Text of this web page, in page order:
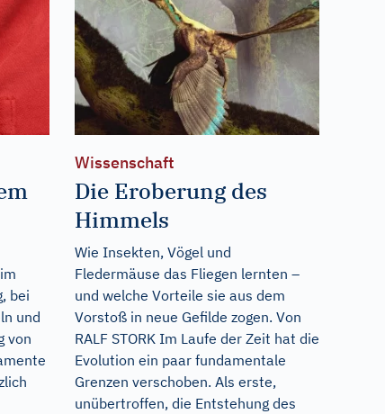
bei
und
von
Wissenschaft
Die Eroberung des
Himmels
Wie Insekten, Vögel und
Fledermäuse das Fliegen lernten –
und welche Vorteile sie aus dem
Vorstoß in neue Gefilde zogen. Von
RALF STORK Im Laufe der Zeit hat die
Evolution ein paar fundamentale
Grenzen verschoben. Als erste,
unübertroffen, die Entstehung des